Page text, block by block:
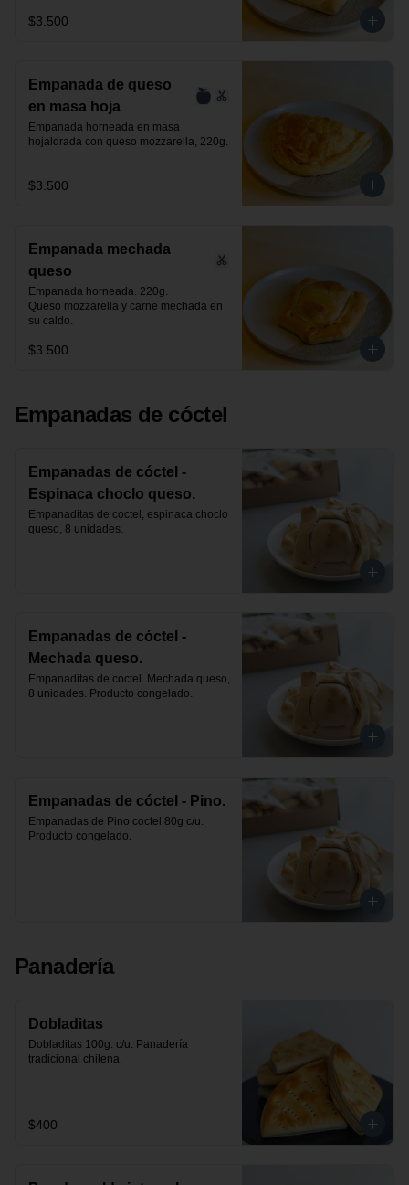
especias.
$3.500
Empanada de queso
en masa hoja
Empanada horneada en masa
hojaldrada con queso mozzarella, 220g.
$3.500
Empanada mechada
queso
Empanada horneada. 220g.
Queso mozzarella y carne mechada en
su caldo.
$3.500
Empanadas de cóctel
Empanadas de cóctel -
Espinaca choclo queso.
Empanaditas de coctel, espinaca choclo
queso, 8 unidades.
Empanadas de cóctel -
Mechada queso.
Empanaditas de coctel. Mechada queso,
8 unidades. Producto congelado.
Empanadas de cóctel - Pino.
Empanadas de Pino coctel 80g c/u.
Producto congelado.
Panadería
Dobladitas
Dobladitas 100g. c/u. Panadería
tradicional chilena.
$400